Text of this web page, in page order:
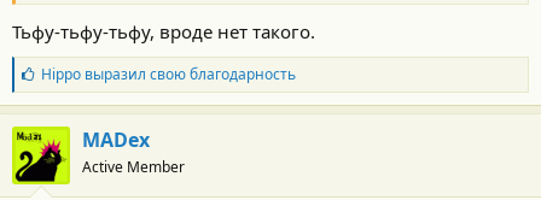
Тьфу-тьфу-тьфу, вроде нет такого.
Б
л
а
г
о
д
а
Hippoвыразил свою благодарность
MADex
Active Member